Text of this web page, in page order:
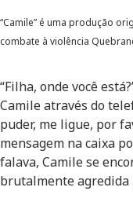
“Camile” é uma produção
combate à violência
“Filha, onde você
Camile através do
puder, me ligue, por
mensagem na caixa
falava, Camile se
brutalmente agredida